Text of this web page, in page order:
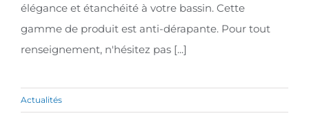
élégance et étanchéité à votre bassin. Cette
gamme de produit est anti-dérapante. Pour tout
renseignement, n'hésitez pas [...]
Actualités